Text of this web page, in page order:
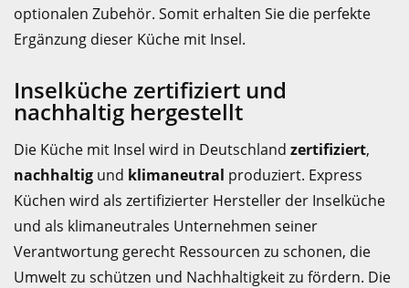
optionalen Zubehör. Somit erhalten Sie die perfekte
Ergänzung dieser Küche mit Insel.
Inselküche zertifiziert und
nachhaltig hergestellt
Die Küche mit Insel wird in Deutschland zertifiziert,
nachhaltig und klimaneutral produziert. Express
Küchen wird als zertifizierter Hersteller der Inselküche
und als klimaneutrales Unternehmen seiner
Verantwortung gerecht Ressourcen zu schonen, die
Umwelt zu schützen und Nachhaltigkeit zu fördern. Die